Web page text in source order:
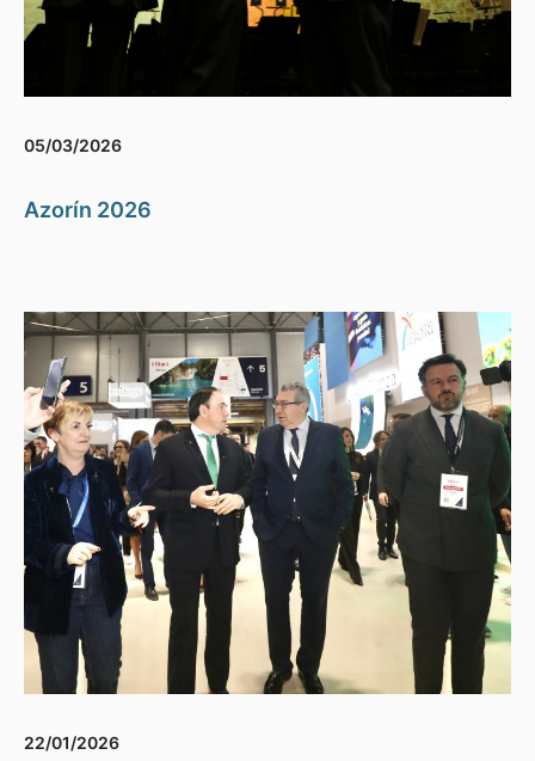
05/03/2026
Azorín 2026
22/01/2026